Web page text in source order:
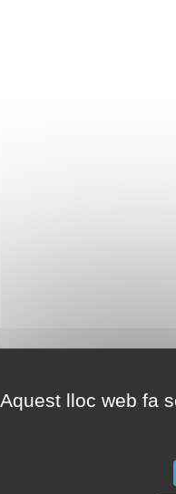
Aquest lloc web fa